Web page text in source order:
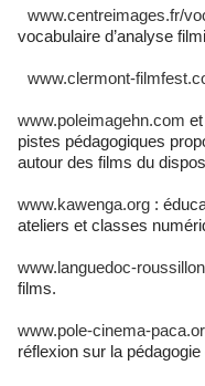
www.centreimages.fr/
vocabulaire d’analyse
www.clermont-
www.poleimagehn.com et
pistes pédagogiques
autour des films du
www.kawenga.org :
ateliers et classes
www.languedoc-
films.
www.pole-cinema-
réflexion sur la